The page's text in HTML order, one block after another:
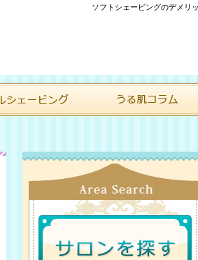
ソフトシェービングのデメリ